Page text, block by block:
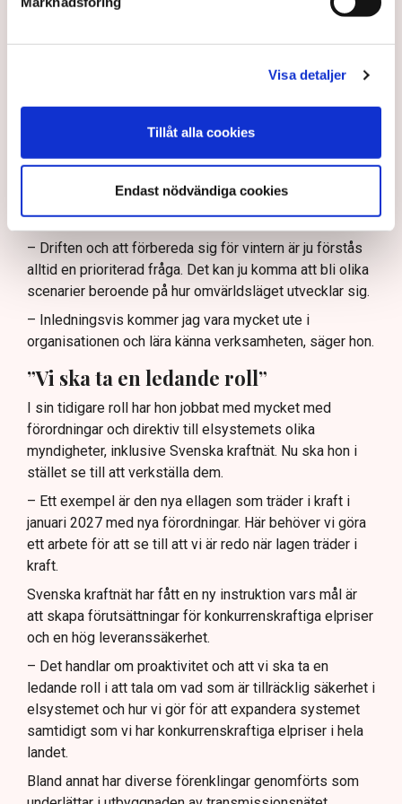
Visa detaljer
Tillåt alla cookies
Endast nödvändiga cookies
”Att förbereda sig för vintern är
ju förstås alltid en prioriterad
Svenska kraftnät är också beredskapsmyndighet för
transmissionsnätet i Sverige.
Med andra ord ett mycket brett och viktigt ansvar. Och
det finns mycket att göra, menar Maja Lundbäck.
– Driften och att förbereda sig för vintern är ju förstås
alltid en prioriterad fråga. Det kan ju komma att bli olika
scenarier beroende på hur omvärldsläget utvecklar sig.
– Inledningsvis kommer jag vara mycket ute i
organisationen och lära känna verksamheten, säger hon.
”Vi ska ta en ledande roll”
I sin tidigare roll har hon jobbat med mycket med
förordningar och direktiv till elsystemets olika
myndigheter, inklusive Svenska kraftnät. Nu ska hon i
stället se till att verkställa dem.
– Ett exempel är den nya ellagen som träder i kraft i
januari 2027 med nya förordningar. Här behöver vi göra
ett arbete för att se till att vi är redo när lagen träder i
kraft.
Svenska kraftnät har fått en ny instruktion vars mål är
att skapa förutsättningar för konkurrenskraftiga elpriser
och en hög leveranssäkerhet.
– Det handlar om proaktivitet och att vi ska ta en
ledande roll i att tala om vad som är tillräcklig säkerhet i
elsystemet och hur vi gör för att expandera systemet
samtidigt som vi har konkurrenskraftiga elpriser i hela
landet.
Bland annat har diverse förenklingar genomförts som